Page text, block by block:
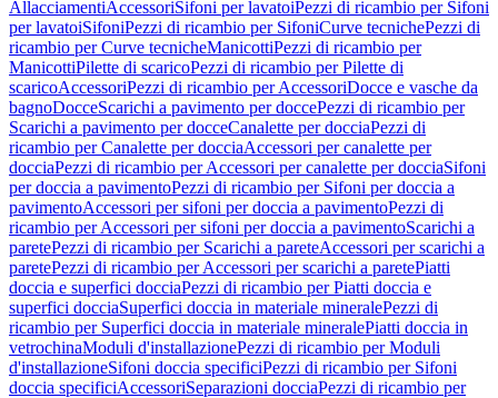
AllacciamentiAccessoriSifoni per lavatoiPezzi di ricambio per Sifoni
per lavatoiSifoniPezzi di ricambio per SifoniCurve tecnichePezzi di
ricambio per Curve tecnicheManicottiPezzi di ricambio per
ManicottiPilette di scaricoPezzi di ricambio per Pilette di
scaricoAccessoriPezzi di ricambio per AccessoriDocce e vasche da
bagnoDocceScarichi a pavimento per doccePezzi di ricambio per
Scarichi a pavimento per docceCanalette per docciaPezzi di
ricambio per Canalette per docciaAccessori per canalette per
docciaPezzi di ricambio per Accessori per canalette per docciaSifoni
per doccia a pavimentoPezzi di ricambio per Sifoni per doccia a
pavimentoAccessori per sifoni per doccia a pavimentoPezzi di
ricambio per Accessori per sifoni per doccia a pavimentoScarichi a
paretePezzi di ricambio per Scarichi a pareteAccessori per scarichi a
paretePezzi di ricambio per Accessori per scarichi a paretePiatti
doccia e superfici docciaPezzi di ricambio per Piatti doccia e
superfici docciaSuperfici doccia in materiale mineralePezzi di
ricambio per Superfici doccia in materiale mineralePiatti doccia in
vetrochinaModuli d'installazionePezzi di ricambio per Moduli
d'installazioneSifoni doccia specificiPezzi di ricambio per Sifoni
doccia specificiAccessoriSeparazioni docciaPezzi di ricambio per